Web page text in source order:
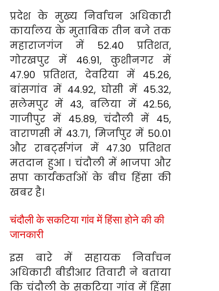
प्रदेश के मुख्य निर्वाचन अधिकारी
कार्यालय के मुताबिक तीन बजे तक
महाराजगंज में 52.40 प्रतिशत,
गोरखपुर में 46.91, कुशीनगर में
47.90 प्रतिशत, देवरिया में 45.26,
बांसगांव में 44.92, घोसी में 45.32,
सलेमपुर में 43, बलिया में 42.56,
गाजीपुर में 45.89, चंदौली में 45,
वाराणसी में 43.71, मिर्जापुर में 50.01
और राबर्ट्सगंज में 47.30 प्रतिशत
मतदान हुआ । चंदौली में भाजपा और
सपा कार्यकर्ताओं के बीच हिंसा की
खबर है।
चंदौली के सकटिया गांव में हिंसा होने की की
जानकारी
इस बारे में सहायक निर्वाचन
अधिकारी बीडीआर तिवारी ने बताया
कि चंदौली के सकटिया गांव में हिंसा